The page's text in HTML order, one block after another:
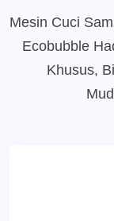
Mesin Cuci
Ecobubble
Khusus,